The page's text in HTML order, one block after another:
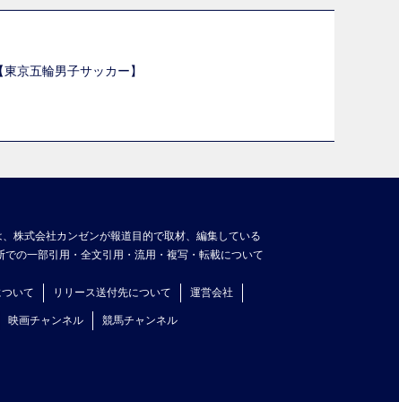
京五輪男子サッカー】
株式会社カンゼンが報道目的で取材、編集している
の一部引用・全文引用・流用・複写・転載について
いて リリース送付先について 運営会社
映画チャンネル 競馬チャンネル